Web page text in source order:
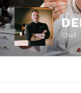
Zum
Inhalt
springen
Chef